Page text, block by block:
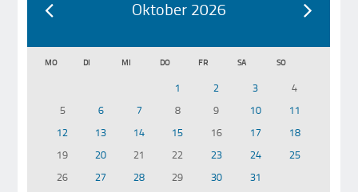
Oktober 2026
MO DI MI DO FR SA SO
1 2 3
4
5
6 7 8 9 10
11
12
13 14 15 16 17
18
19
20 21 22 23 24
25
26
27 28 29 30 31